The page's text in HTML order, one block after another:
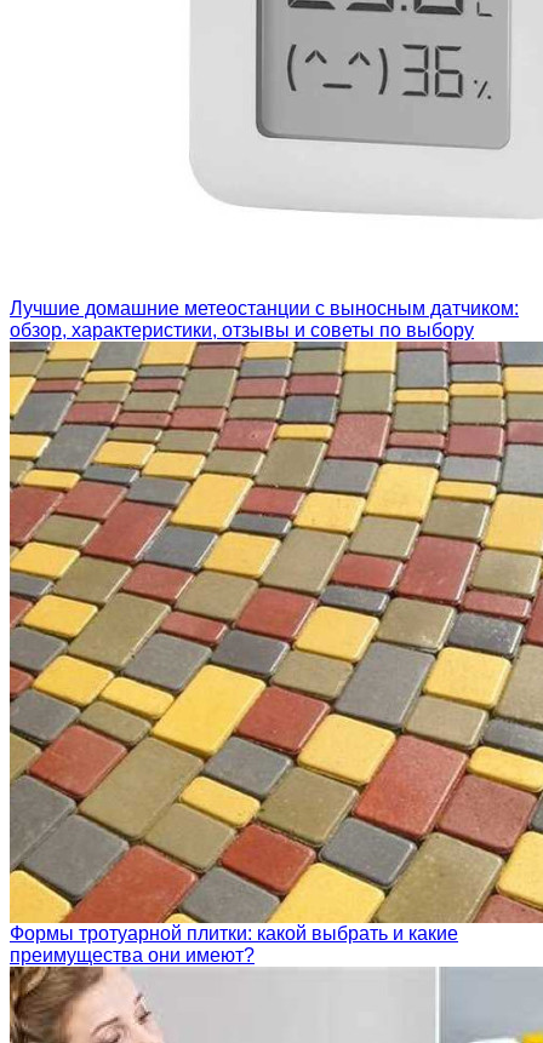
Лучшие домашние метеостанции с выносным датчиком:
обзор, характеристики, отзывы и советы по выбору
Формы тротуарной плитки: какой выбрать и какие
преимущества они имеют?